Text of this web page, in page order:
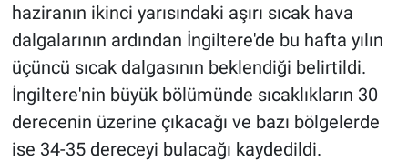
haziranın ikinci yarısındaki aşırı sıcak hava
dalgalarının ardından İngiltere'de bu hafta yılın
üçüncü sıcak dalgasının beklendiği belirtildi.
İngiltere'nin büyük bölümünde sıcaklıkların 30
derecenin üzerine çıkacağı ve bazı bölgelerde
ise 34-35 dereceyi bulacağı kaydedildi.
Kimdir
Koronavirüs
Kültür Sanat
Ne demişti